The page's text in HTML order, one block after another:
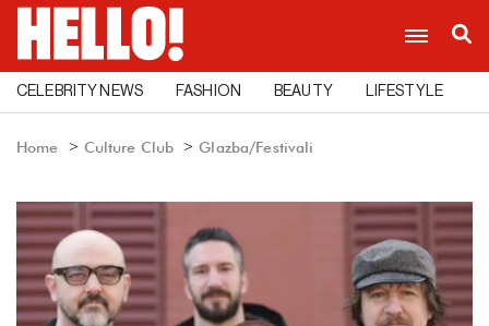
CELEBRITY NEWS FASHION BEAUTY LIFESTYLE
Home Culture Club Glazba/Festivali